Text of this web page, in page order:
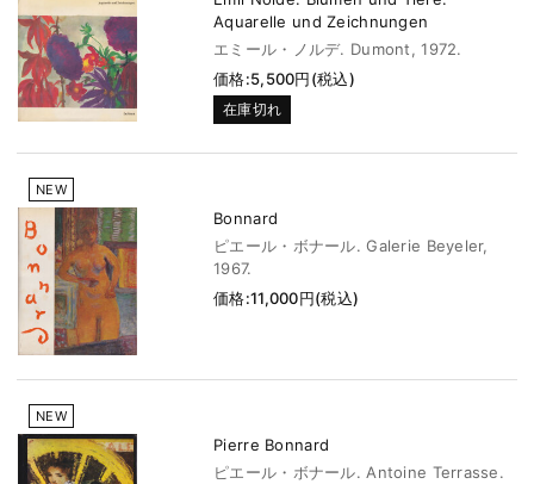
Aquarelle und Zeichnungen
エミール・ノルデ. Dumont, 1972.
価格:5,500円(税込)
在庫切れ
NEW
Bonnard
ピエール・ボナール. Galerie Beyeler,
1967.
価格:11,000円(税込)
NEW
Pierre Bonnard
ピエール・ボナール. Antoine Terrasse.